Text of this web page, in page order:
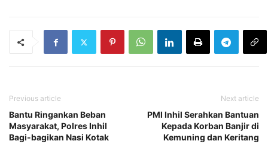
Previous article
Bantu Ringankan Beban
Masyarakat, Polres Inhil
Bagi-bagikan Nasi Kotak
Next article
PMI Inhil Serahkan Bantuan
Kepada Korban Banjir di
Kemuning dan Keritang